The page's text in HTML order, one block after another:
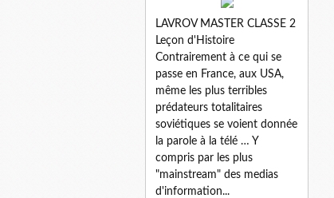
LAVROV MASTER CLASSE 2
Leçon d'Histoire
Contrairement à ce qui se
passe en France, aux USA,
même les plus terribles
prédateurs totalitaires
soviétiques se voient donnée
la parole à la télé … Y
compris par les plus
"mainstream" des medias
d'information...